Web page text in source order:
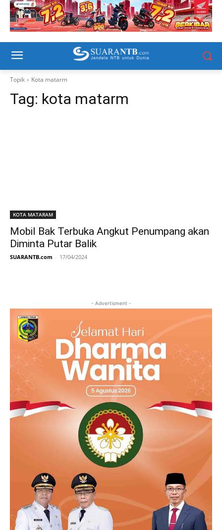
Topik Kota matarm
Tag: kota matarm
KOTA MATARAM
Mobil Bak Terbuka Angkut Penumpang akan
Diminta Putar Balik
SUARANTB.com - 17/04/2024
- Advertisment -